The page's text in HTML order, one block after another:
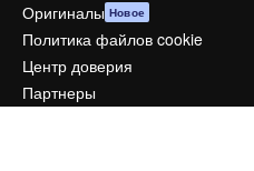
Оригиналы Новое
Политика файлов cookie
Центр доверия
Партнеры